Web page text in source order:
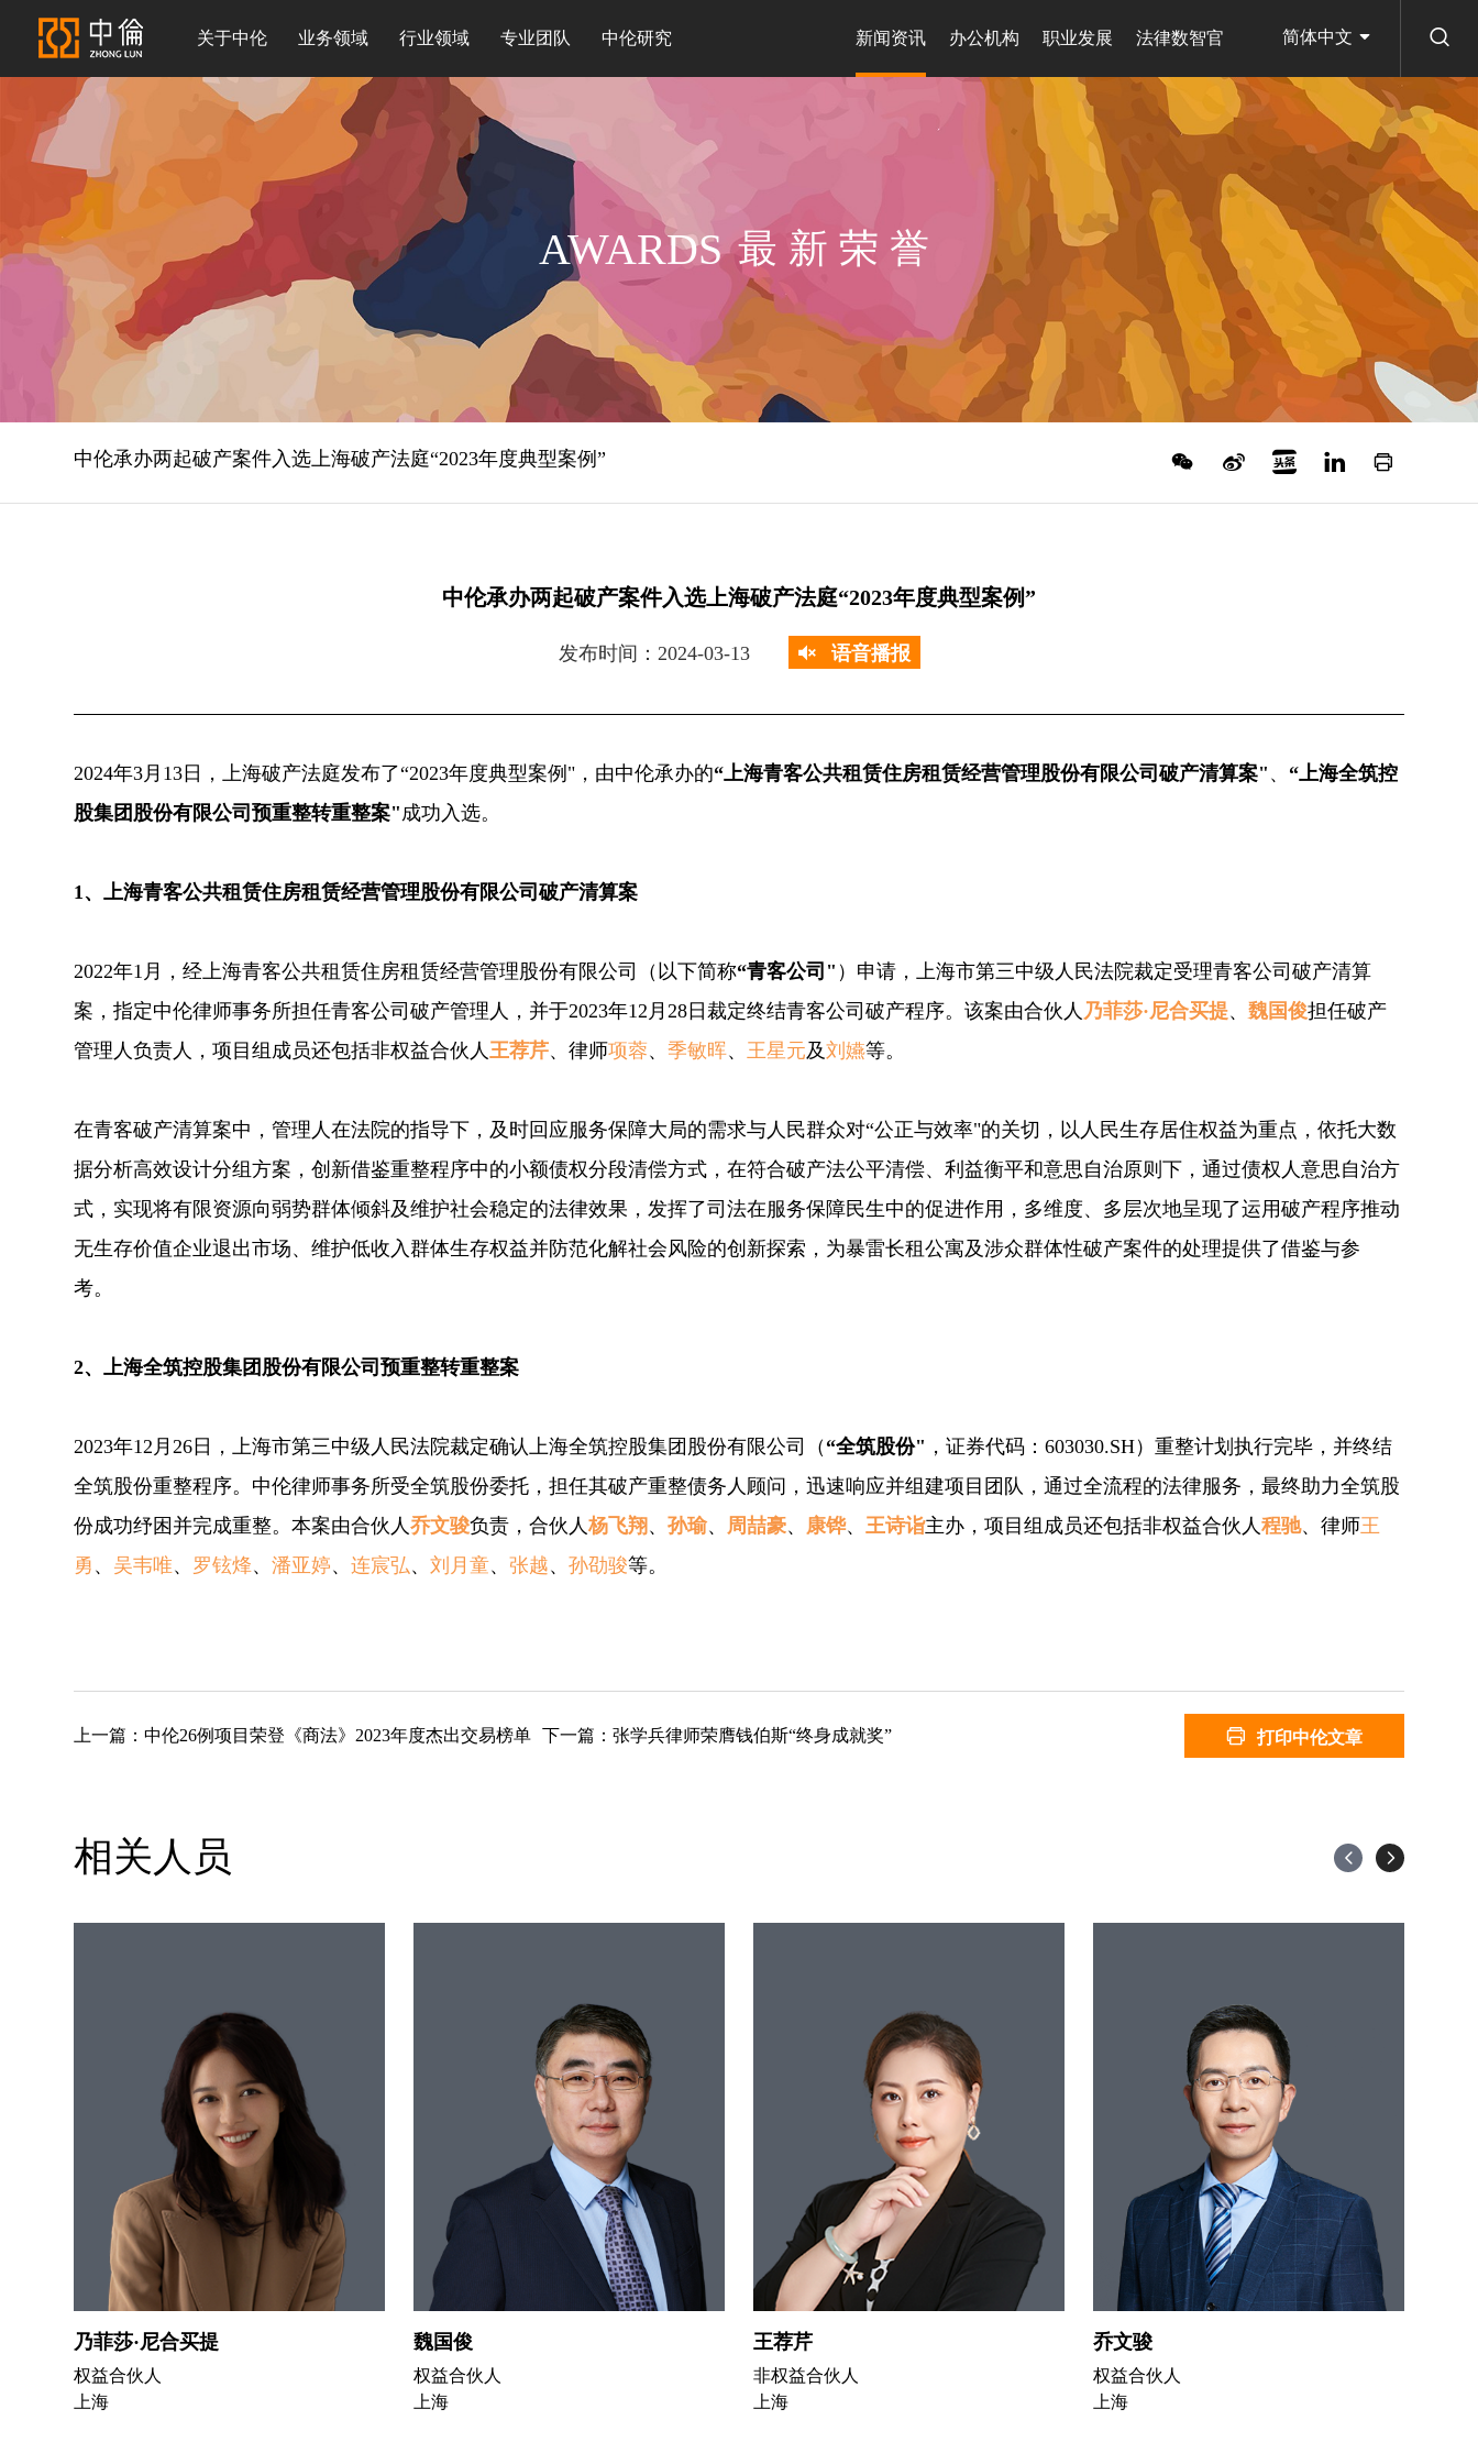
关于中伦 业务领域 行业领域 专业团队 中伦研究 新闻资讯 办公机构 职业发展 法律数智官 简体中文
AWARDS 最新荣誉
中伦承办两起破产案件入选上海破产法庭“2023年度典型案例”
中伦承办两起破产案件入选上海破产法庭“2023年度典型案例”
发布时间：2024-03-13 语音播报
2024年3月13日，上海破产法庭发布了“2023年度典型案例"，由中伦承办的“上海青客公共租赁住房租赁经营管理股份有限公司破产清算案" 、 “上海全筑控
股集团股份有限公司预重整转重整案" 成功入选。
1、上海青客公共租赁住房租赁经营管理股份有限公司破产清算案
2022年1月，经上海青客公共租赁住房租赁经营管理股份有限公司（以下简称“青客公司" ）申请，上海市第三中级人民法院裁定受理青客公司破产清算
案，指定中伦律师事务所担任青客公司破产管理人，并于2023年12月28日裁定终结青客公司破产程序。该案由合伙人 乃菲莎·尼合买提、魏国俊担任破产
管理人负责人，项目组成员还包括非权益合伙人 王荐芹、律师项蓉、季敏晖、 王星元及刘嬿等。
在青客破产清算案中，管理人在法院的指导下，及时回应服务保障大局的需求与人民群众对“公正与效率"的关切，以人民生存居住权益为重点，依托大数
据分析高效设计分组方案，创新借鉴重整程序中的小额债权分段清偿方式，在符合破产法公平清偿、利益衡平和意思自治原则下，通过债权人意思自治方
式，实现将有限资源向弱势群体倾斜及维护社会稳定的法律效果，发挥了司法在服务保障民生中的促进作用，多维度、多层次地呈现了运用破产程序推动
无生存价值企业退出市场、维护低收入群体生存权益并防范化解社会风险的创新探索，为暴雷长租公寓及涉众群体性破产案件的处理提供了借鉴与参
考。
2、上海全筑控股集团股份有限公司预重整转重整案
2023年12月26日，上海市第三中级人民法院裁定确认上海全筑控股集团股份有限公司（ “全筑股份" ，证券代码：603030.SH）重整计划执行完毕，并终结
全筑股份重整程序。中伦律师事务所受全筑股份委托，担任其破产重整债务人顾问，迅速响应并组建项目团队，通过全流程的法律服务，最终助力全筑股
份成功纾困并完成重整。本案由合伙人乔文骏负责，合伙人杨飞翔、孙瑜、 周喆豪、 康铧、 王诗诣主办，项目组成员还包括非权益合伙人程驰、律师王
勇 、 吴韦唯、 罗铉烽、潘亚婷、连宸弘、刘月童、张越、孙劭骏等。
上一篇：中伦26例项目荣登《商法》2023年度杰出交易榜单 下一篇：张学兵律师荣膺钱伯斯“终身成就奖” 打印中伦文章
相关人员
乃菲莎·尼合买提
权益合伙人
上海
魏国俊
权益合伙人
上海
王荐芹
非权益合伙人
上海
乔文骏
权益合伙人
上海